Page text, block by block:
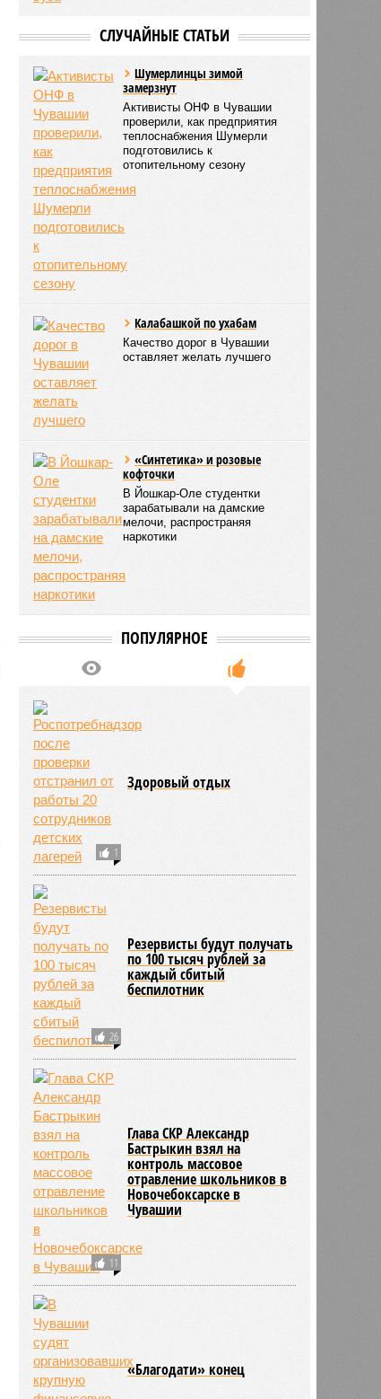
СЛУЧАЙНЫЕ СТАТЬИ
Шумерлинцы зимой
замерзнут
Активисты ОНФ в Чувашии
проверили, как предприятия
теплоснабжения Шумерли
подготовились к
отопительному сезону
Калабашкой по ухабам
Качество дорог в Чувашии
оставляет желать лучшего
«Синтетика» и розовые
кофточки
В Йошкар-Оле студентки
зарабатывали на дамские
мелочи, распространяя
наркотики
ПОПУЛЯРНОЕ
1
Здоровый отдых
26
Резервисты будут получать
по 100 тысяч рублей за
каждый сбитый
беспилотник
11
Глава СКР Александр
Бастрыкин взял на
контроль массовое
отравление школьников в
Новочебоксарске в
Чувашии
«Благодати» конец